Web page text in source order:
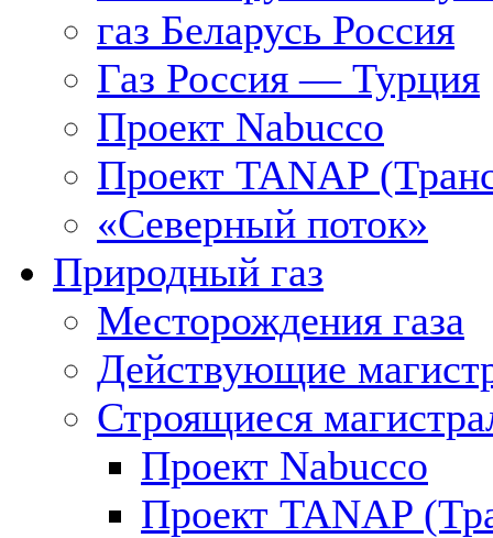
газ Беларусь Россия
Газ Россия — Турция
Проект Nabucco
Проект TANAP
«Северный поток»
Природный газ
Месторождения газа
Действующие
Строящиеся
Проект Nabucco
Проект TANAP